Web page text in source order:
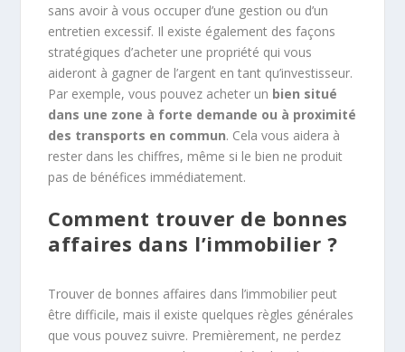
sans avoir à vous occuper d’une gestion ou d’un
entretien excessif. Il existe également des façons
stratégiques d’acheter une propriété qui vous
aideront à gagner de l’argent en tant qu’investisseur.
Par exemple, vous pouvez acheter un bien situé
dans une zone à forte demande ou à proximité
des transports en commun. Cela vous aidera à
rester dans les chiffres, même si le bien ne produit
pas de bénéfices immédiatement.
Comment trouver de bonnes
affaires dans l’immobilier ?
Trouver de bonnes affaires dans l’immobilier peut
être difficile, mais il existe quelques règles générales
que vous pouvez suivre. Premièrement, ne perdez